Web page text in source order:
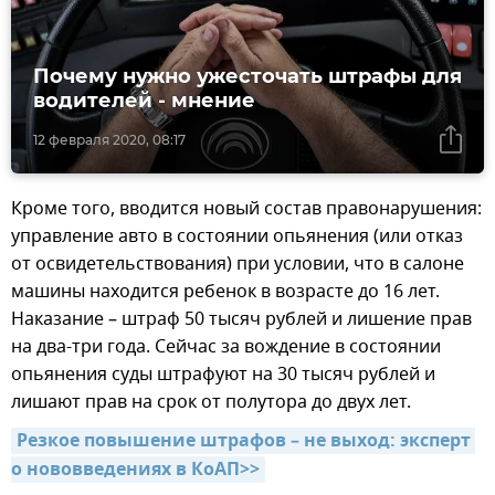
12 февраля 2020, 08:17
Почему нужно ужесточать штрафы для
водителей - мнение
Кроме того, вводится новый состав правонарушения:
управление авто в состоянии опьянения (или отказ
от освидетельствования) при условии, что в салоне
машины находится ребенок в возрасте до 16 лет.
Наказание – штраф 50 тысяч рублей и лишение прав
на два-три года. Сейчас за вождение в состоянии
опьянения суды штрафуют на 30 тысяч рублей и
лишают прав на срок от полутора до двух лет.
Резкое повышение штрафов – не выход: эксперт
о нововведениях в КоАП>>